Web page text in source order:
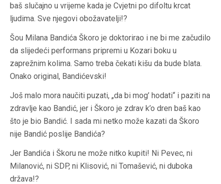
baš slučajno u vrijeme kada je Cvjetni po difoltu krcat
ljudima. Sve njegovi obožavatelji!?
Šou Milana Bandića Škoro je doktorirao i ne bi me začudilo
da slijedeći performans pripremi u Kozari boku u
zaprežnim kolima. Samo treba čekati kišu da bude blata.
Onako original, Bandićevski!
Još malo mora naučiti puzati, „da bi mog’ hodati“ i paziti na
zdravlje kao Bandić, jer i Škoro je zdrav k’o dren baš kao
što je bio Bandić. I sada mi netko može kazati da Škoro
nije Bandić poslije Bandića?
Jer Bandića i Škoru ne može nitko kupiti! Ni Pevec, ni
Milanović, ni SDP, ni Klisović, ni Tomašević, ni duboka
država!?